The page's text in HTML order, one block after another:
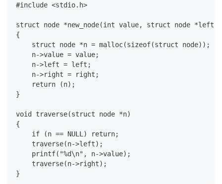
#include <stdio.h>
struct node *new_node(int value, struct node
{
    struct node *n = malloc(sizeof(struct node));
    n->value = value;
    n->left = left;
    n->right = right;
    return (n);
}
void traverse(struct node *n)
{
    if (n == NULL) return;
    traverse(n->left);
    printf("%d\n", n->value);
    traverse(n->right);
}